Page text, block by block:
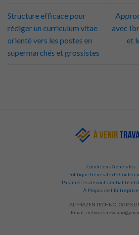
Structure efficace pour
rédiger un curriculum vitae
orienté vers les postes en
supermarchés et grossistes
avec
et
Conditions Générales
Politique Générale de
Paramètres de confidentialité et
À Propos de l'Entreprise
ALPHAZEN TECHNOLOGIES
Email: